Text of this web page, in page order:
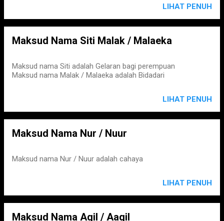
LIHAT PENUH
Maksud Nama Siti Malak / Malaeka
Maksud nama Siti adalah Gelaran bagi perempuan
Maksud nama Malak / Malaeka adalah Bidadari
LIHAT PENUH
Maksud Nama Nur / Nuur
Maksud nama Nur / Nuur adalah cahaya
LIHAT PENUH
Maksud Nama Aqil / Aaqil